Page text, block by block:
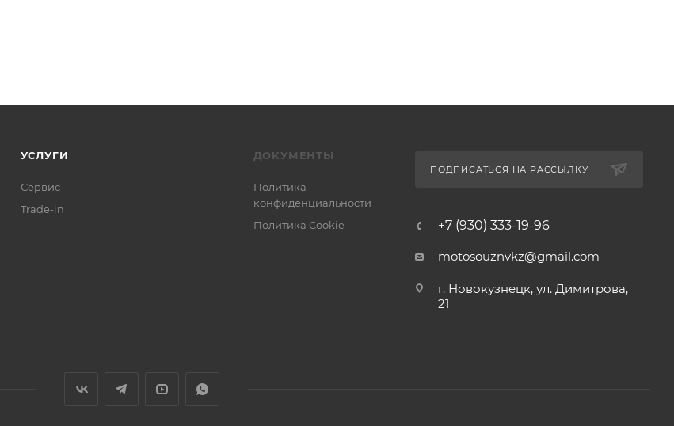
УСЛУГИ
Сервис
Trade-in
ДОКУМЕНТЫ
Политика
конфиденциальности
Политика Cookie
ПОДПИСАТЬСЯ НА РАССЫЛКУ
+7 (930) 333-19-96
motosouznvkz@gmail.com
г. Новокузнецк, ул. Димитрова,
21